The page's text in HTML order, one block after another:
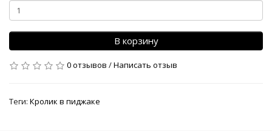
В корзину
0 отзывов /Написать отзыв
Теги: Кролик в пиджаке